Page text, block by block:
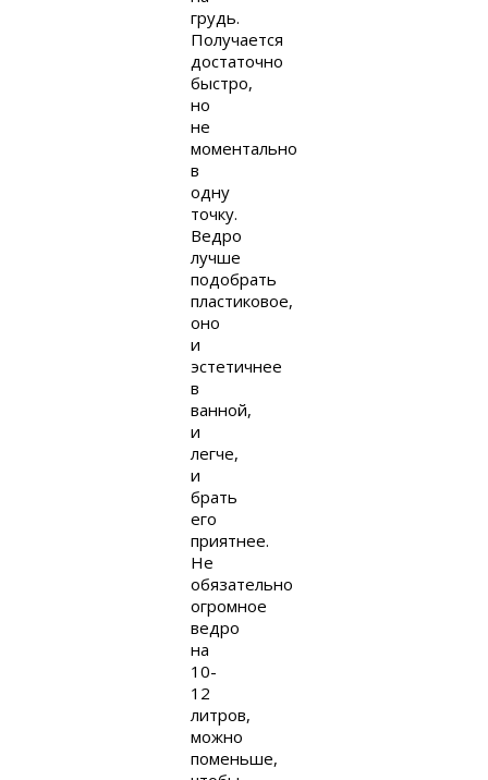
грудь.
Получается
достаточно
быстро,
но
не
моментально
в
одну
точку.
Ведро
лучше
подобрать
пластиковое,
оно
и
эстетичнее
в
ванной,
и
легче,
и
брать
его
приятнее.
Не
обязательно
огромное
ведро
на
10-
12
литров,
можно
поменьше,